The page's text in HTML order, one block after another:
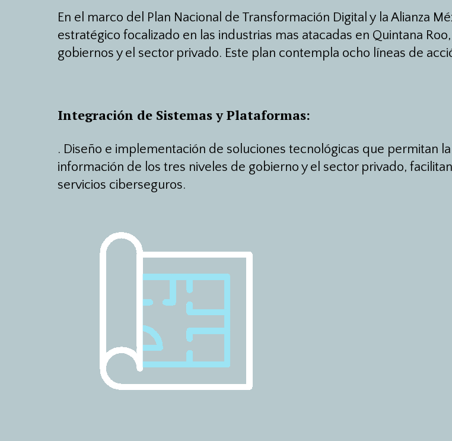
En el marco del Plan Nacional de Transformación Digital y la Alianza
estratégico focalizado en las industrias mas atacadas en Quintana
gobiernos y el sector privado. Este plan contempla ocho líneas de
Integración de Sistemas y Plataformas:
. Diseño e implementación de soluciones tecnológicas que permitan
información de los tres niveles de gobierno y el sector privado,
servicios ciberseguros.